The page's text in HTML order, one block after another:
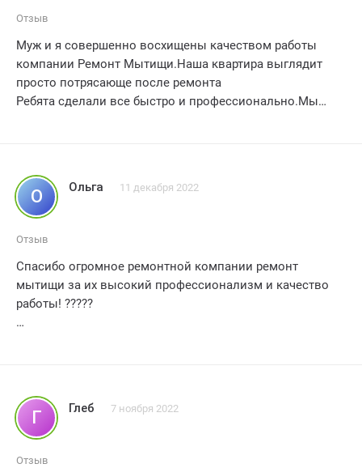
Отзыв
Муж и я совершенно восхищены качеством работы
компании Ремонт Мытищи.Наша квартира выглядит
просто потрясающе после ремонта
Ребята сделали все быстро и профессионально.Мы
Рекомендуем всем эту компанию и даем им идеальную
оценку – 5 звезд
О Ольга 11 декабря 2022
Отзыв
Спасибо огромное ремонтной компании ремонт
мытищи за их высокий профессионализм и качество
работы! ?????
большим вниманием к деталям и тщательностью. ??
Весь процесс ремонта прошел гладко и без каких либо
Г Глеб 7 ноября 2022
Отзыв